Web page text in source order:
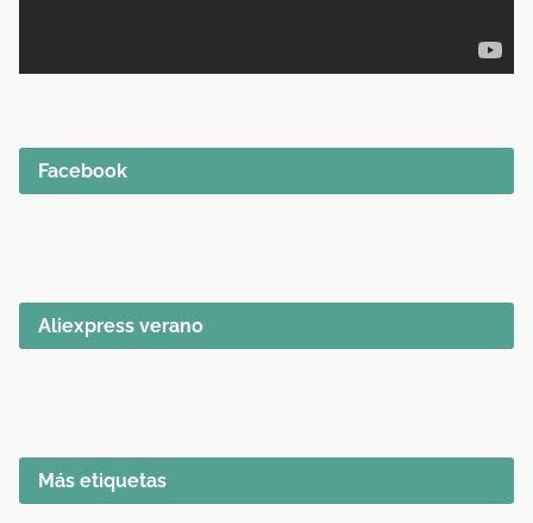
Facebook
Aliexpress verano
Más etiquetas